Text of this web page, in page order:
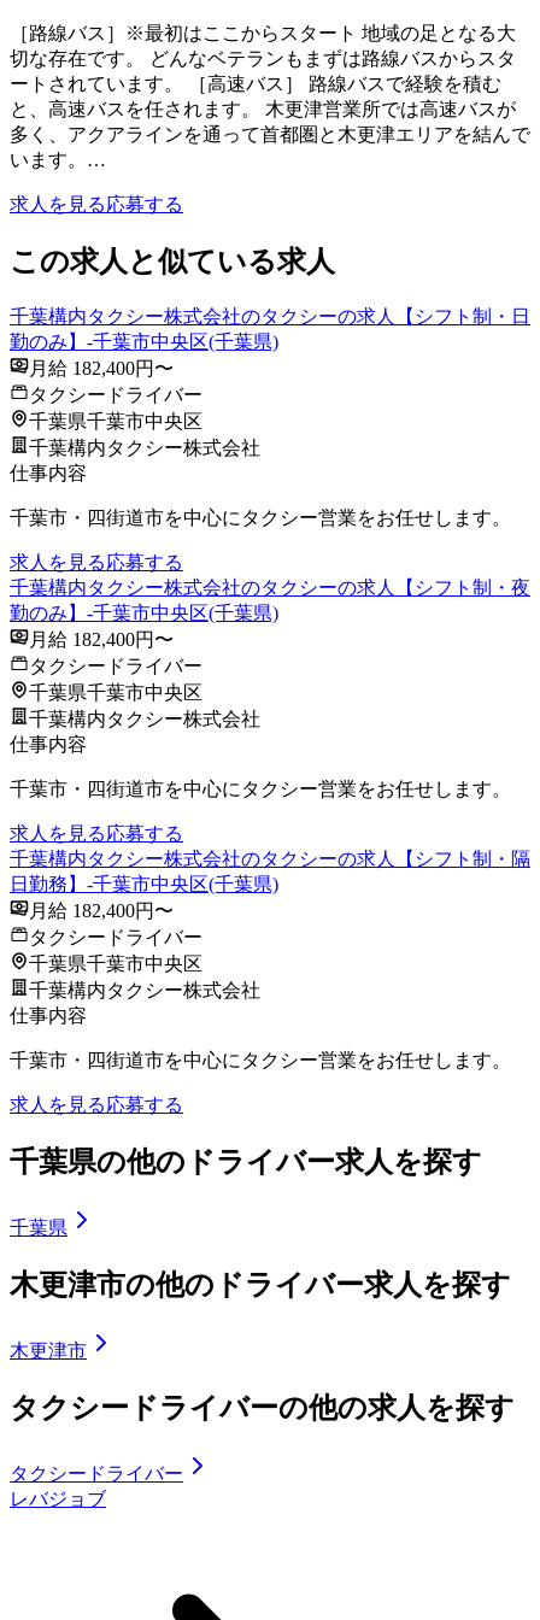
［路線バス］※最初はここからスタート 地域の足となる大
切な存在です。 どんなベテランもまずは路線バスからスタ
ートされています。 ［高速バス］ 路線バスで経験を積む
と、高速バスを任されます。 木更津営業所では高速バスが
多く、アクアラインを通って首都圏と木更津エリアを結んで
います。…
求人を見る応募する
この求人と似ている求人
千葉構内タクシー株式会社のタクシーの求人【シフト制・日
勤のみ】-千葉市中央区(千葉県)
月給 182,400円〜
タクシードライバー
千葉県千葉市中央区
千葉構内タクシー株式会社
仕事内容
千葉市・四街道市を中心にタクシー営業をお任せします。
求人を見る応募する
千葉構内タクシー株式会社のタクシーの求人【シフト制・夜
勤のみ】-千葉市中央区(千葉県)
月給 182,400円〜
タクシードライバー
千葉県千葉市中央区
千葉構内タクシー株式会社
仕事内容
千葉市・四街道市を中心にタクシー営業をお任せします。
求人を見る応募する
千葉構内タクシー株式会社のタクシーの求人【シフト制・隔
日勤務】-千葉市中央区(千葉県)
月給 182,400円〜
タクシードライバー
千葉県千葉市中央区
千葉構内タクシー株式会社
仕事内容
千葉市・四街道市を中心にタクシー営業をお任せします。
求人を見る応募する
千葉県の他のドライバー求人を探す
千葉県
木更津市の他のドライバー求人を探す
木更津市
タクシードライバーの他の求人を探す
タクシードライバー
レバジョブ